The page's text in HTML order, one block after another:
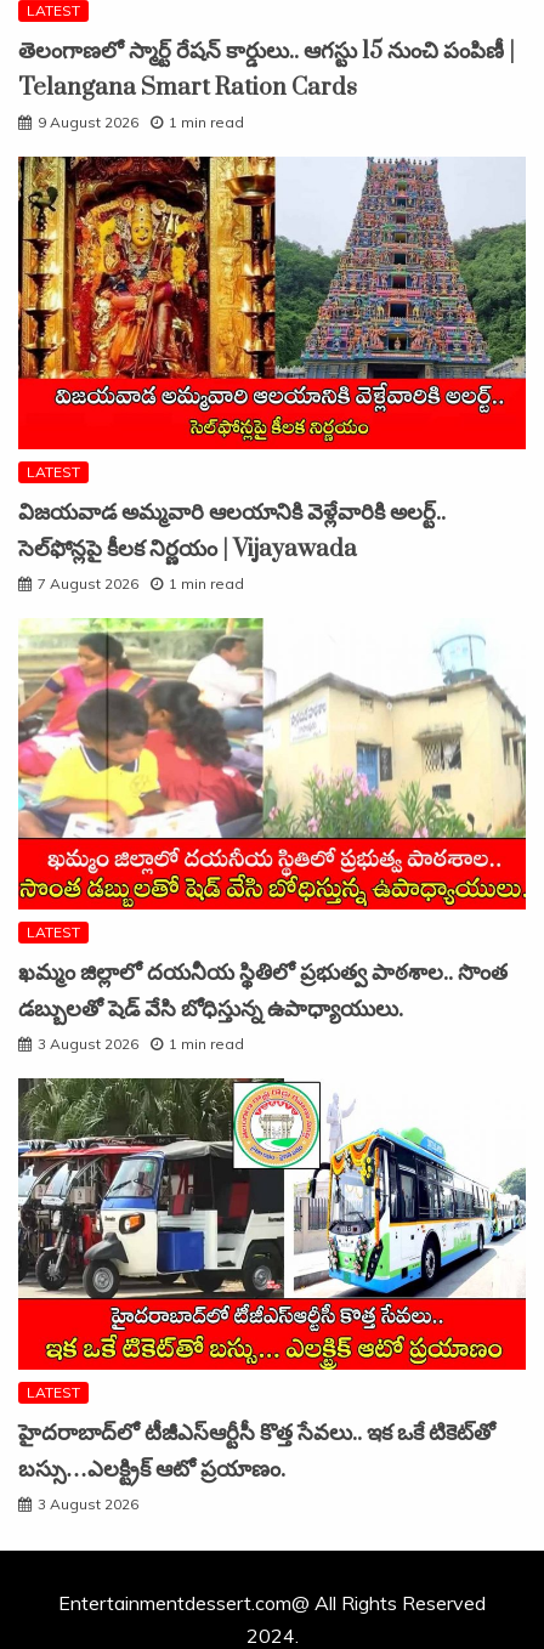
LATEST
తెలంగాణలో స్మార్ట్ రేషన్ కార్డులు.. ఆగస్టు 15 నుంచి పంపిణీ |
Telangana Smart Ration Cards
9 August 2026 1 min read
LATEST
విజయవాడ అమ్మవారి ఆలయానికి వెళ్లేవారికి అలర్ట్..
సెల్‌ఫోన్లపై కీలక నిర్ణయం | Vijayawada
7 August 2026 1 min read
LATEST
ఖమ్మం జిల్లాలో దయనీయ స్థితిలో ప్రభుత్వ పాఠశాల.. సొంత
డబ్బులతో షెడ్ వేసి బోధిస్తున్న ఉపాధ్యాయులు.
3 August 2026 1 min read
LATEST
హైదరాబాద్‌లో టీజీఎస్‌ఆర్టీసీ కొత్త సేవలు.. ఇక ఒకే టికెట్‌తో
బస్సు…ఎలక్ట్రిక్ ఆటో ప్రయాణం.
3 August 2026
Entertainmentdessert.com@ All Rights Reserved
2024.